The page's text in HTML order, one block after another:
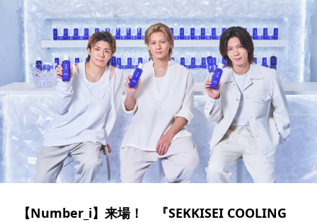
【Number_i】来場！ 『SEKKISEI COOLING